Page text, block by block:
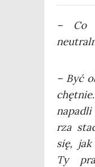
– Co
– Być
rza
się, jak
Ty